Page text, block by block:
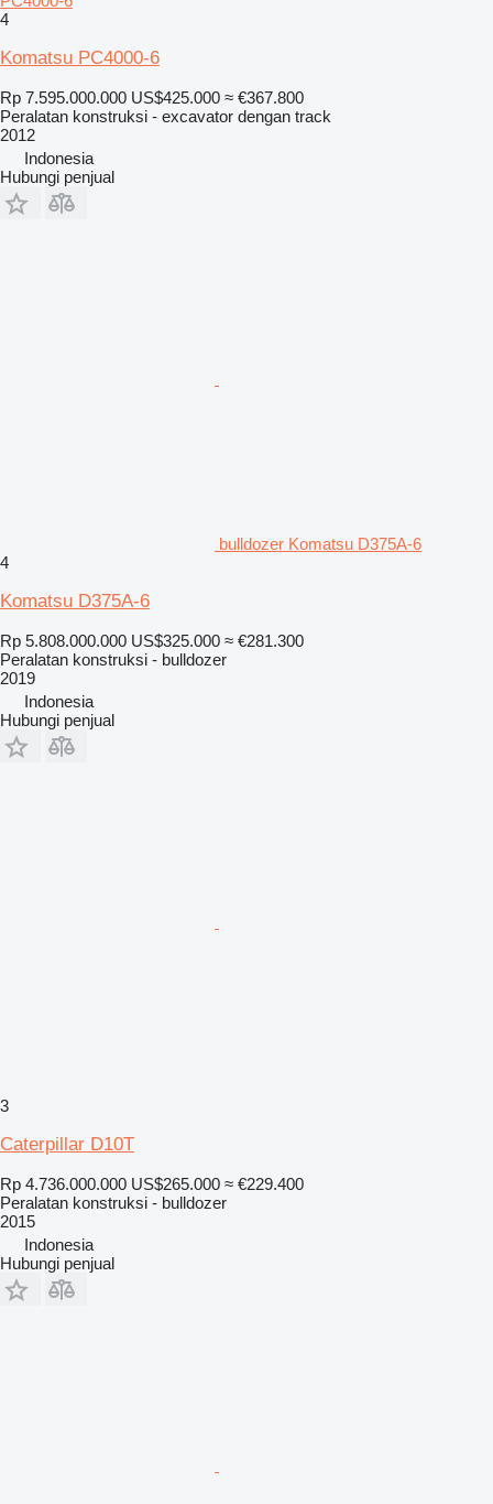
4
Komatsu PC4000-6
Rp 7.595.000.000 US$425.000 ≈ €367.800
Peralatan konstruksi - excavator dengan track
2012
Indonesia
Hubungi penjual
bulldozer Komatsu D375A-6
4
Komatsu D375A-6
Rp 5.808.000.000 US$325.000 ≈ €281.300
Peralatan konstruksi - bulldozer
2019
Indonesia
Hubungi penjual
3
Caterpillar D10T
Rp 4.736.000.000 US$265.000 ≈ €229.400
Peralatan konstruksi - bulldozer
2015
Indonesia
Hubungi penjual